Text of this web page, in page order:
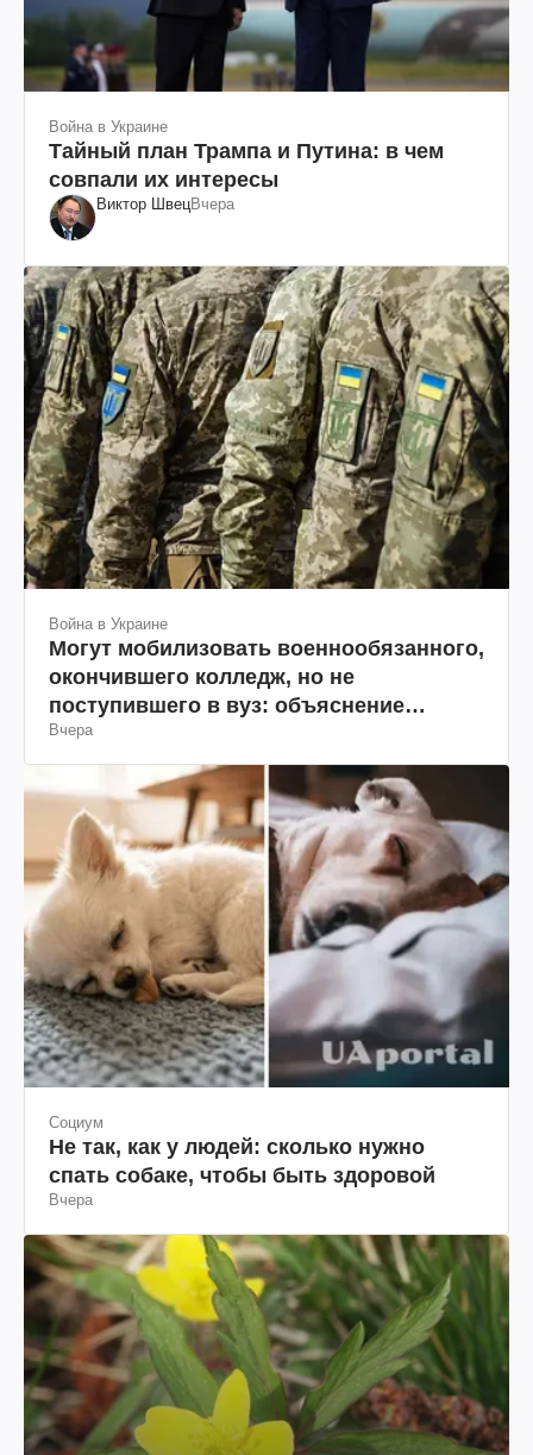
Война в Украине
Тайный план Трампа и Путина: в чем
совпали их интересы
Виктор ШвецВчера
Война в Украине
Могут мобилизовать военнообязанного,
окончившего колледж, но не
поступившего в вуз: объяснение
юриста
Вчера
Социум
Не так, как у людей: сколько нужно
спать собаке, чтобы быть здоровой
Вчера